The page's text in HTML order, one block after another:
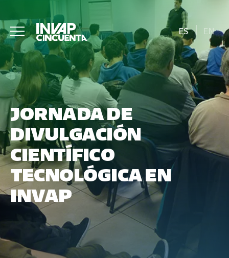
ES EN
JORNADA DE
DIVULGACIÓN
CIENTÍFICO
TECNOLÓGICA EN
INVAP